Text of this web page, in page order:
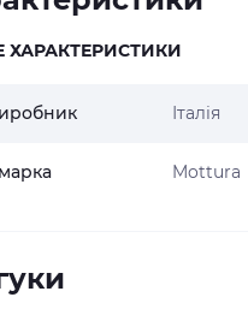
Італія
Mottura